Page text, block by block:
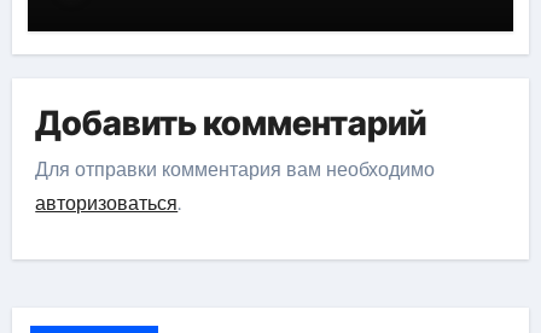
Добавить комментарий
Для отправки комментария вам необходимо
авторизоваться.